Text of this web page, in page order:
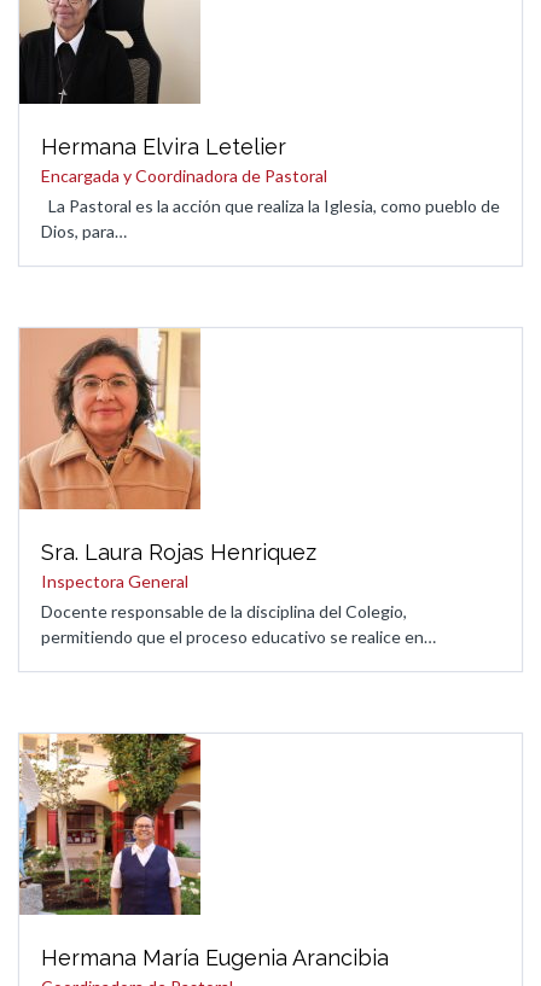
Hermana Elvira Letelier
Encargada y Coordinadora de Pastoral
La Pastoral es la acción que realiza la Iglesia, como pueblo de
Dios, para…
Sra. Laura Rojas Henriquez
Inspectora General
Docente responsable de la disciplina del Colegio,
permitiendo que el proceso educativo se realice en…
Hermana María Eugenia Arancibia